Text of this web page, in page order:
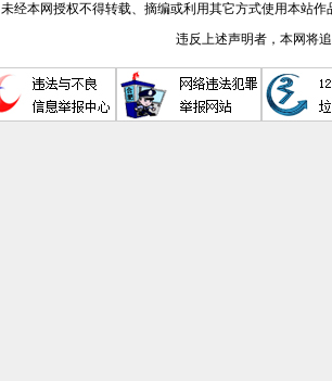
未经本网授权不得转载、摘编或利用其它方式使用本站
违反上述声明者，本网将